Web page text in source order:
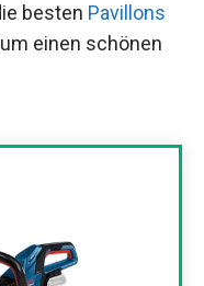
besten Pavillons
einen schönen